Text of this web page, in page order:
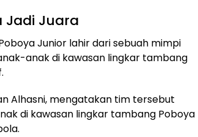
Jadi Juara
Junior lahir dari sebuah mimpi
anak di kawasan lingkar tambang
Alhasni, mengatakan tim tersebut
di kawasan lingkar tambang Poboya